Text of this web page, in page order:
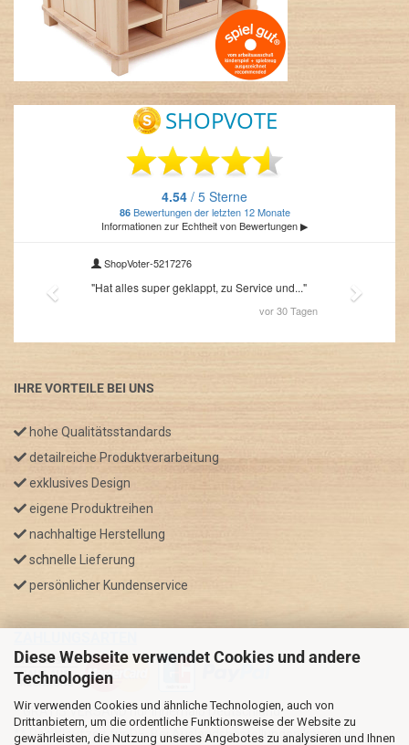
Diese Webseite verwendet Cookies und andere
Technologien
Wir verwenden Cookies und ähnliche Technologien, auch von
Drittanbietern, um die ordentliche Funktionsweise der Website zu
gewährleisten, die Nutzung unseres Angebotes zu analysieren und Ihnen
IHRE VORTEILE BEI UNS
hohe Qualitätsstandards
detailreiche Produktverarbeitung
exklusives Design
eigene Produktreihen
nachhaltige Herstellung
schnelle Lieferung
persönlicher Kundenservice
* GRATIS VERSAND nur innerhalb Deutschland
** Regellaufzeit für DE, Bei Auslandsbestellungen kann die